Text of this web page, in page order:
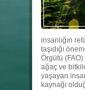
insanlığın
taşıdığı
Örgütü
ağaç ve
yaşayan
kaynağı